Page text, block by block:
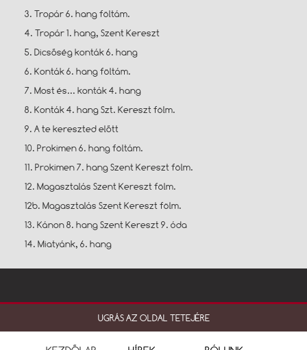
3. Tropár 6. hang föltám.
4. Tropár 1. hang, Szent Kereszt
5. Dicsőség konták 6. hang
6. Konták 6. hang föltám.
7. Most és... konták 4. hang
8. Konták 4. hang Szt. Kereszt fölm.
9. A te kereszted előtt
10. Prokimen 6. hang föltám.
11. Prokimen 7. hang Szent Kereszt fölm.
12. Magasztalás Szent Kereszt fölm.
12b. Magasztalás Szent Kereszt fölm.
13. Kánon 8. hang Szent Kereszt 9. óda
14. Miatyánk, 6. hang
UGRÁS AZ OLDAL TETEJÉRE